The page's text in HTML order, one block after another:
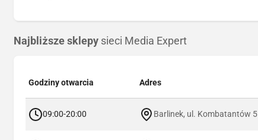
Najbliższe sklepy sieci Media Expert
Godziny otwarcia Adres
09:00-20:00 Barlinek, ul. Kombatantów 5